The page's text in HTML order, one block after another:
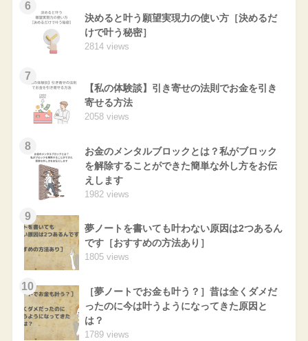
6
決めると叶う願望実現力の使い方［決めるだ
けで叶う秘密］
2814 views
7
【私の体験談】引き寄せの法則でお金を引き
寄せる方法
2058 views
8
お金のメンタルブロックとは？私がブロック
を解除することができた簡単な外し方をお伝
えします
1982 views
9
夢ノートを書いても叶わない原因は2つあるん
です［おすすめの方法あり］
1805 views
10
［夢ノートでお金も叶う？］昔は全くダメだ
ったのに今は叶うようになってきた原因と
は？
1789 views